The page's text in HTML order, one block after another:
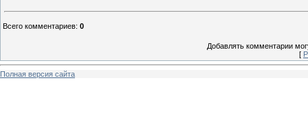
Всего комментариев: 0
Добавлять комментарии
[
Полная версия сайта